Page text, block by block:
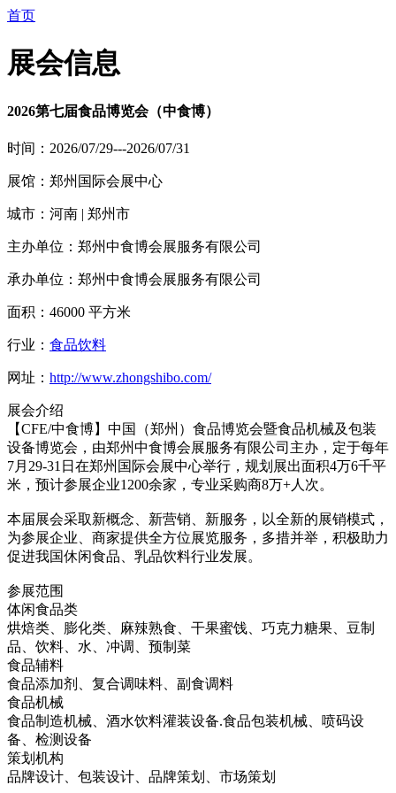
首页
展会信息
2026第七届食品博览会（中食博）
时间：2026/07/29---2026/07/31
展馆：郑州国际会展中心
城市：河南 | 郑州市
主办单位：郑州中食博会展服务有限公司
承办单位：郑州中食博会展服务有限公司
面积：46000 平方米
行业： 食品饮料
网址： http://www.zhongshibo.com/
展会介绍
【CFE/中食博】中国（郑州）食品博览会暨食品机械及包装
设备博览会，由郑州中食博会展服务有限公司主办，定于每年
7月29-31日在郑州国际会展中心举行，规划展出面积4万6千平
米，预计参展企业1200余家，专业采购商8万+人次。
本届展会采取新概念、新营销、新服务，以全新的展销模式，
为参展企业、商家提供全方位展览服务，多措并举，积极助力
促进我国休闲食品、乳品饮料行业发展。
参展范围
体闲食品类
烘焙类、膨化类、麻辣熟食、干果蜜饯、巧克力糖果、豆制
品、饮料、水、冲调、预制菜
食品辅料
食品添加剂、复合调味料、副食调料
食品机械
食品制造机械、酒水饮料灌装设备.食品包装机械、喷码设
备、检测设备
策划机构
品牌设计、包装设计、品牌策划、市场策划